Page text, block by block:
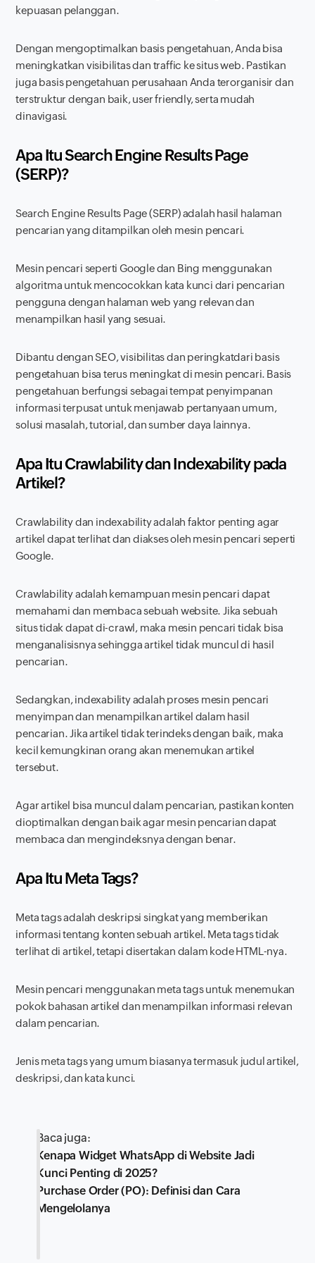
kepuasan pelanggan.
Dengan mengoptimalkan basis pengetahuan, Anda bisa
meningkatkan visibilitas dan traffic ke situs web. Pastikan
juga basis pengetahuan perusahaan Anda terorganisir dan
terstruktur dengan baik,user friendly,serta mudah
dinavigasi.
Apa ItuSearch Engine Results Page
(SERP)?
Search Engine Results Page(SERP) adalah hasil halaman
pencarian yang ditampilkan oleh mesin pencari.
Mesin pencari seperti Google dan Bing menggunakan
algoritma untuk mencocokkan kata kunci dari pencarian
pengguna dengan halaman web yang relevan dan
menampilkan hasil yang sesuai.
Dibantu dengan SEO, visibilitas dan peringkatdari basis
pengetahuan bisa terus meningkat di mesin pencari. Basis
pengetahuan berfungsi sebagai tempat penyimpanan
informasi terpusat untuk menjawab pertanyaan umum,
solusi masalah, tutorial, dan sumber daya lainnya.
Apa ItuCrawlabilitydanIndexabilitypada
Artikel?
Crawlabilitydan indexabilityadalah faktor penting agar
artikel dapat terlihat dan diakses oleh mesin pencari seperti
Google.
Crawlabilityadalah kemampuan mesin pencari dapat
memahami dan membaca sebuah website. Jika sebuah
situs tidak dapat di-crawl, maka mesin pencari tidak bisa
menganalisisnya sehingga artikel tidak muncul di hasil
pencarian.
Sedangkan,indexabilityadalah proses mesin pencari
menyimpan dan menampilkan artikel dalam hasil
pencarian. Jika artikel tidak terindeks dengan baik, maka
kecil kemungkinan orang akan menemukan artikel
tersebut.
Agar artikel bisa muncul dalam pencarian, pastikan konten
dioptimalkan dengan baik agar mesin pencarian dapat
membaca dan mengindeksnya dengan benar.
Apa Itu Meta Tags?
Meta tags adalah deskripsi singkat yang memberikan
informasi tentang konten sebuah artikel. Meta tags tidak
terlihat di artikel, tetapi disertakan dalam kode HTML-nya.
Mesin pencari menggunakan meta tags untuk menemukan
pokok bahasan artikel dan menampilkan informasi relevan
dalam pencarian.
Jenis meta tags yang umum biasanya termasuk judul artikel,
deskripsi, dan kata kunci.
Baca juga:
Kenapa Widget WhatsApp di Website Jadi
Kunci Penting di 2025?
Purchase Order (PO): Definisi dan Cara
Mengelolanya